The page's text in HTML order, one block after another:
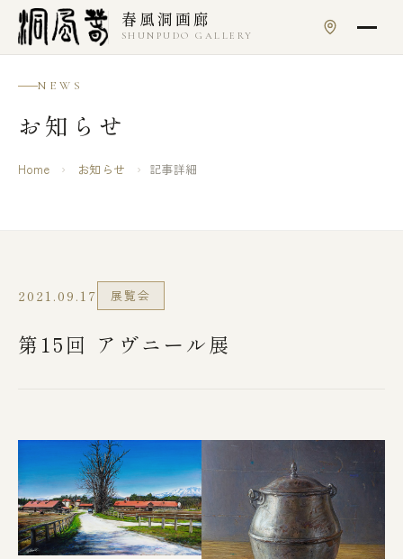
本文へスキップ 春風洞画廊
SHUNPUDO GALLERY
NEWS
お知らせ
Home › お知らせ › 記事詳細
2021.09.17 展覧会
第15回 アヴニール展